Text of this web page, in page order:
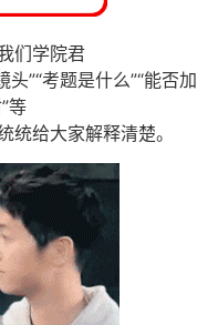
们学院君
”“考题是什么”“能否加
等
统给大家解释清楚。